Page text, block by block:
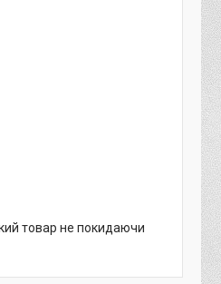
товар не покидаючи